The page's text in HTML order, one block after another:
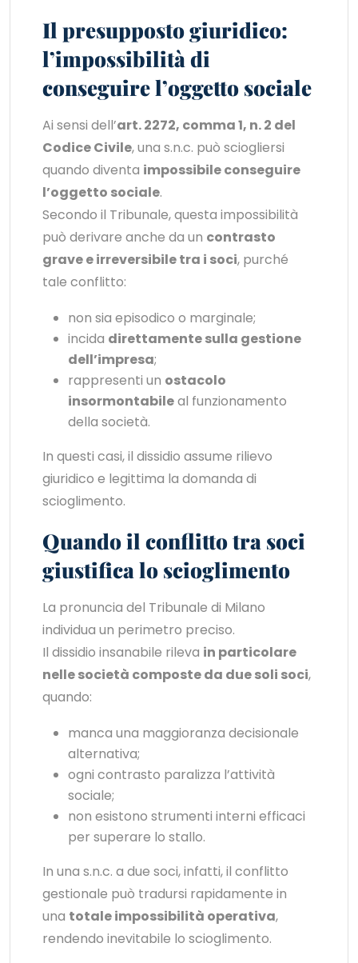
Il presupposto giuridico:
l’impossibilità di
conseguire l’oggetto sociale
Ai sensi dell’art. 2272, comma 1, n. 2 del
Codice Civile, una s.n.c. può sciogliersi
quando diventa impossibile conseguire
l’oggetto sociale.
Secondo il Tribunale, questa impossibilità
può derivare anche da un contrasto
grave e irreversibile tra i soci, purché
tale conflitto:
non sia episodico o marginale;
incida direttamente sulla gestione
dell’impresa;
rappresenti un ostacolo
insormontabileal funzionamento
della società.
In questi casi, il dissidio assume rilievo
giuridico e legittima la domanda di
scioglimento.
Quando il conflitto tra soci
giustifica lo scioglimento
La pronuncia del Tribunale di Milano
individua un perimetro preciso.
Il dissidio insanabile rileva in particolare
nelle società composte da due soli soci,
quando:
manca una maggioranza decisionale
alternativa;
ogni contrasto paralizza l’attività
sociale;
non esistono strumenti interni efficaci
per superare lo stallo.
In una s.n.c. a due soci, infatti, il conflitto
gestionale può tradursi rapidamente in
una totale impossibilità operativa,
rendendo inevitabile lo scioglimento.